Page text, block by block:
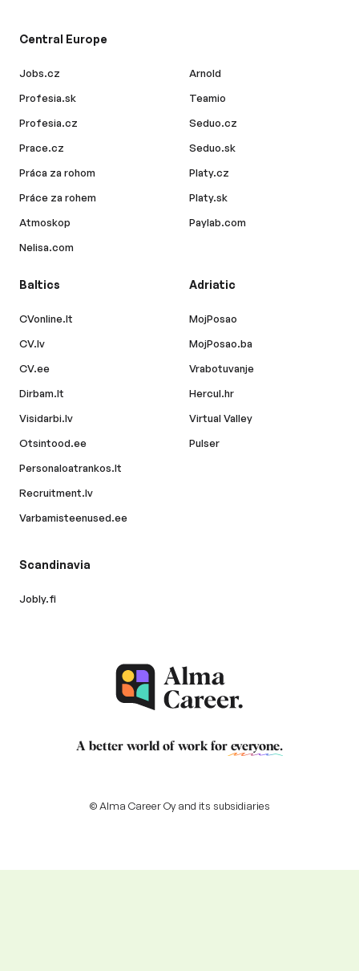
Central Europe
Jobs.cz
Profesia.sk
Profesia.cz
Prace.cz
Práca za rohom
Práce za rohem
Atmoskop
Nelisa.com
Arnold
Teamio
Seduo.cz
Seduo.sk
Platy.cz
Platy.sk
Paylab.com
Baltics
CVonline.lt
CV.lv
CV.ee
Dirbam.lt
Visidarbi.lv
Otsintood.ee
Personaloatrankos.lt
Recruitment.lv
Varbamisteenused.ee
Adriatic
MojPosao
MojPosao.ba
Vrabotuvanje
Hercul.hr
Virtual Valley
Pulser
Scandinavia
Jobly.fi
A better world of work for everyone.
© Alma Career Oy and its subsidiaries